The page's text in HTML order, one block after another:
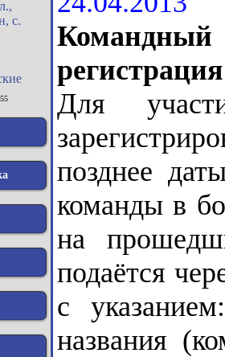
с.
Для
позднее
команды в
на
подаётся
с
названия